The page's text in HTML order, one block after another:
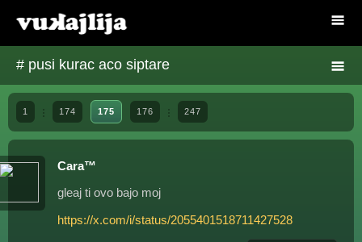
# pusi kurac aco siptare
1 174 175 176 247
Cara™
gleaj ti ovo bajo moj
https://x.com/i/status/2055401518711427528